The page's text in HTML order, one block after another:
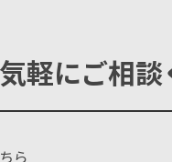
軽にご相談
ら